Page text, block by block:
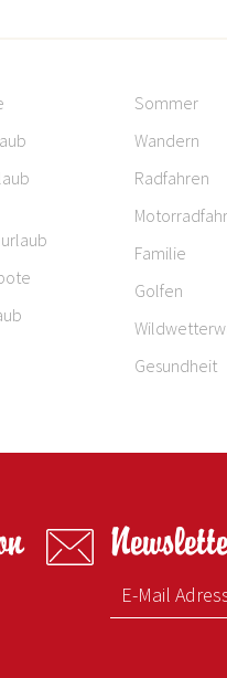
Sommer
Wandern
Radfahren
Familie
Golfen
Gesundheit